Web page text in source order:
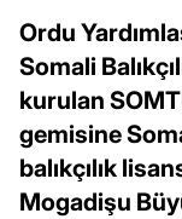
Ordu
Somali
kurulan
gemisine
balıkçılık
Mogadişu